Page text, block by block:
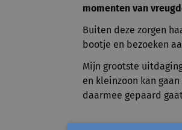
momenten van
Buiten deze zorgen
bootje en bezoeken
Mijn grootste
en kleinzoon kan
daarmee gepaard